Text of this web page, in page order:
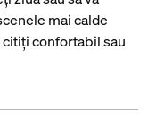
mai calde
citiți confortabil sau